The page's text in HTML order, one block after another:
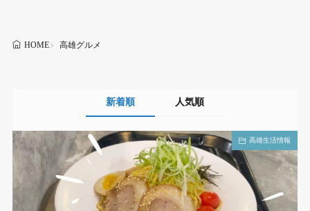
HOME 高雄グルメ
新着順 人気順
高雄生活情報